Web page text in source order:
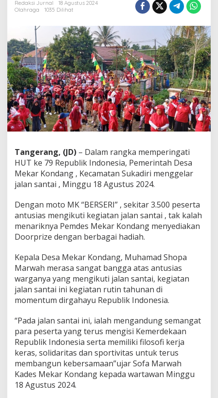
b
a
n
W
a
r
g
a
I
k
u
t
i
J
l
a
n
S
a
t
a
i
,
y
n
g
D
i
g
e
l
r
O
l
e
P
e
m
Redaksi Jurnal
18 Agustus 2024
Olahraga
1035 Dilihat
Tangerang, (JD) – Dalam rangka memperingati
HUT ke 79 Republik Indonesia, Pemerintah Desa
Mekar Kondang , Kecamatan Sukadiri menggelar
jalan santai , Minggu 18 Agustus 2024.
Dengan moto MK “BERSERI” , sekitar 3.500 peserta
antusias mengikuti kegiatan jalan santai , tak kalah
menariknya Pemdes Mekar Kondang menyediakan
Doorprize dengan berbagai hadiah.
Kepala Desa Mekar Kondang, Muhamad Shopa
Marwah merasa sangat bangga atas antusias
warganya yang mengikuti jalan santai, kegiatan
jalan santai ini kegiatan rutin tahunan di
momentum dirgahayu Republik Indonesia.
“Pada jalan santai ini, ialah mengandung semangat
para peserta yang terus mengisi Kemerdekaan
Republik Indonesia serta memiliki filosofi kerja
keras, solidaritas dan sportivitas untuk terus
membangun kebersamaan”ujar Sofa Marwah
Kades Mekar Kondang kepada wartawan Minggu
18 Agustus 2024.